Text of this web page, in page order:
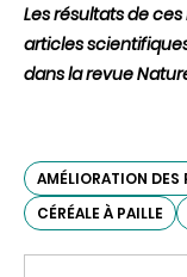
Les résultats de
articles
dans la revue
AMÉLIORATION DES
CÉRÉALE À PAILLE